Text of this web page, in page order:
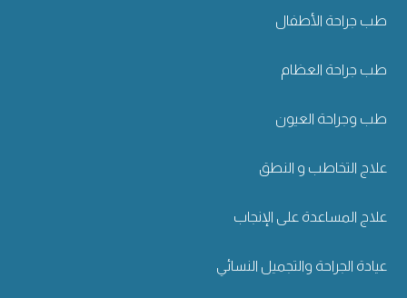
طب جراحة الأطفال
طب جراحة العظام
طب وجراحة العيون
علاج التخاطب و النطق
علاج المساعدة على الإنجاب
عيادة الجراحة والتجميل النسائي